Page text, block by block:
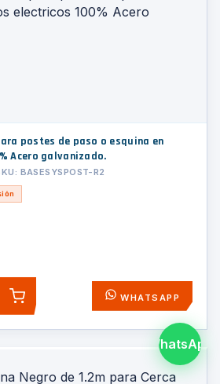
postes de paso o esquina en
Acero galvanizado.
BASESYSPOST-R2
AGREGAR WHATSAPP
WhatsApp